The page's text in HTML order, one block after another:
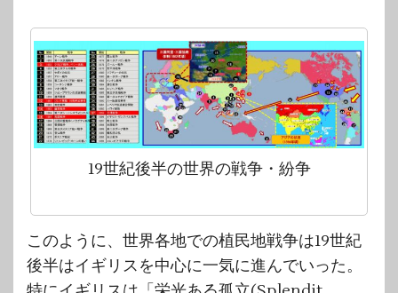
19世紀後半の世界の戦争・紛争
このように、世界各地での植民地戦争は19世紀
後半はイギリスを中心に一気に進んでいった。